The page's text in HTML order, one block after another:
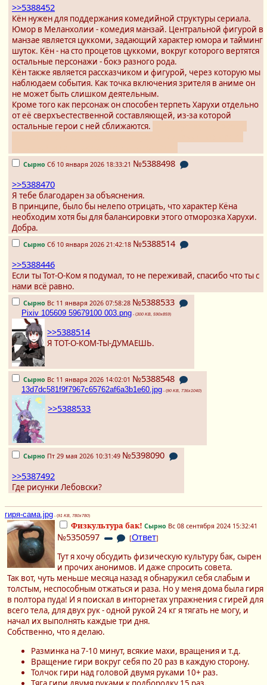
>>5388452
Кён нужен для поддержания комедийной структуры сериала.
Юмор в Меланхолии - комедия манзай. Центральной фигурой в
манзае является цуккоми, задающий характер юмора и тайминг
шуток. Кён - на сто процетов цуккоми, вокруг которого вертятся
остальные персонажи - бокэ разного рода.
Кён также является рассказчиком и фигурой, через которую мы
наблюдаем события. Как точка включения зрителя в аниме он
не может быть слишком деятельным.
Кроме того как персонаж он способен терпеть Харухи отдельно
от её сверхъестественной составляющей, из-за которой
остальные герои с ней сближаются.
Сырно Сб 10 января 2026 18:33:21 №5388498
>>5388470
Я тебе благодарен за объяснения.
В принципе, было бы нелепо отрицать, что характер Кёна
необходим хотя бы для балансировки этого отморозка Харухи.
Добра.
Сырно Сб 10 января 2026 21:42:18 №5388514
>>5388446
Если ты Тот-О-Ком я подумал, то не переживай, спасибо что ты с
нами всё равно.
Сырно Вс 11 января 2026 07:58:28 №5388533
Pixiv 105609 59679100 003.png - (300 KB, 590x859)
>>5388514
Я ТОТ-О-КОМ-ТЫ-ДУМАЕШЬ.
Сырно Вс 11 января 2026 14:02:01 №5388548
13d7dc581f9f7967c65762af6a3b1e60.jpg - (90 KB, 736x1040)
>>5388533
Сырно Пт 29 мая 2026 10:31:49 №5398090
>>5387492
Где рисунки Лебовски?
гиря-сама.jpg - (91 KB, 780x780)
Физкультура бак! Сырно Вс 08 сентября 2024 15:32:41
№5350597 [Ответ]
Тут я хочу обсудить физическую культуру бак, сырен
и прочих анонимов. И даже спросить совета.
Так вот, чуть меньше месяца назад я обнаружил себя слабым и
толстым, неспособным отжаться и раза. Но у меня дома была гиря
в полтора пуда! И я поискал в инторнетах упражнения с гирей для
всего тела, для двух рук - одной рукой 24 кг я тягать не могу, и
начал их выполнять каждые три дня.
Собственно, что я делаю.
Разминка на 7-10 минут, всякие махи, вращения и т.д.
Вращение гири вокруг себя по 20 раз в каждую сторону.
Толчок гири над головой двумя руками 10+ раз.